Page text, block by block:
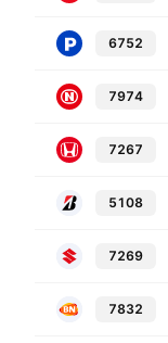
6752
7974
7267
5108
7269
7832